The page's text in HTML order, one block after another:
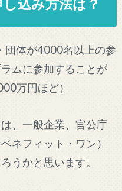
込み方法は？
団体が4000名以上の参
ムに参加することが
万円ほど）
、一般企業、官公庁
ネフィット・ワン）
うかと思います。